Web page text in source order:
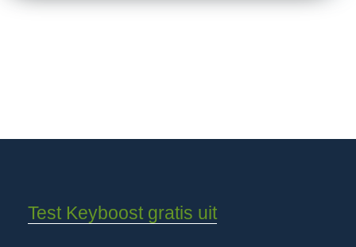
Test Keyboost gratis uit